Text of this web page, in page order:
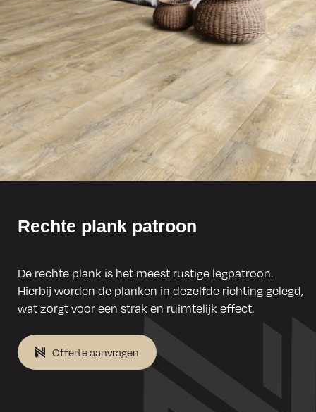
⁣Rechte plank patroon
De rechte plank is het meest rustige legpatroon.
Hierbij worden de planken in dezelfde richting gelegd,
wat zorgt voor een strak en ruimtelijk effect.
Offerte aanvragen